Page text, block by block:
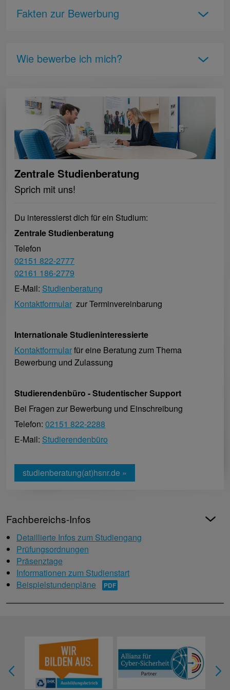
Fakten zur Bewerbung
Wie bewerbe ich mich?
Zentrale Studienberatung
Sprich mit uns!
Du interessierst dich für ein Studium:
Zentrale Studienberatung
Telefon
02151 822-2777
02161 186-2779
E-Mail: Studienberatung
Kontaktformular zur Terminvereinbarung
Internationale Studieninteressierte
Kontaktformularfür eine Beratung zum Thema
Bewerbung und Zulassung
Studierendenbüro - Studentischer Support
Bei Fragen zur Bewerbung und Einschreibung
Telefon: 02151 822-2288
E-Mail: Studierendenbüro
studienberatung(at)hsnr.de »
Fachbereichs-Infos
Detaillierte Infos zum Studiengang
Prüfungsordnungen
Präsenztage
Informationen zum Studienstart
Beispielstundenpläne